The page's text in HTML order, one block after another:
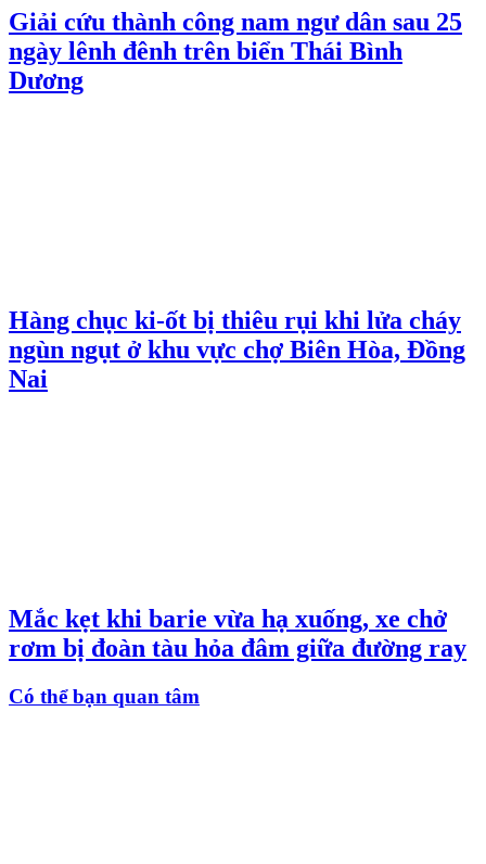
Giải cứu thành công nam ngư dân sau 25
ngày lênh đênh trên biển Thái Bình
Dương
Hàng chục ki-ốt bị thiêu rụi khi lửa cháy
ngùn ngụt ở khu vực chợ Biên Hòa, Đồng
Nai
Mắc kẹt khi barie vừa hạ xuống, xe chở
rơm bị đoàn tàu hỏa đâm giữa đường ray
Có thể bạn quan tâm